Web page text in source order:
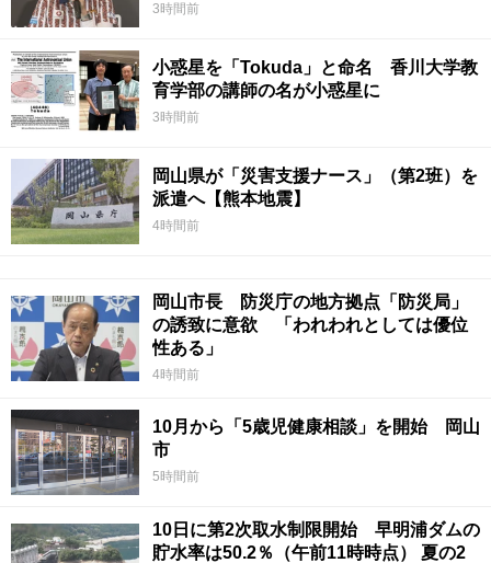
3時間前
小惑星を「Tokuda」と命名 香川大学教
育学部の講師の名が小惑星に
3時間前
岡山県が「災害支援ナース」（第2班）を
派遣へ【熊本地震】
4時間前
岡山市長 防災庁の地方拠点「防災局」
の誘致に意欲 「われわれとしては優位
性ある」
4時間前
10月から「5歳児健康相談」を開始 岡山
市
5時間前
10日に第2次取水制限開始 早明浦ダムの
貯水率は50.2％（午前11時時点） 夏の2